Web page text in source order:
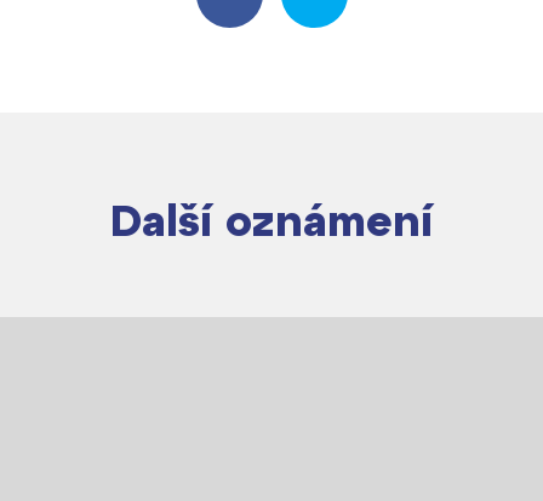
Další oznámení